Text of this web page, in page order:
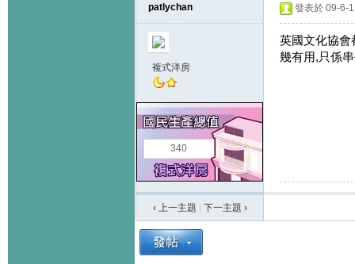
patlychan
複式洋房
340
發表於 09-6-
英國文化協會
幾有用,只係
‹ 上一主題 下一主題 ›